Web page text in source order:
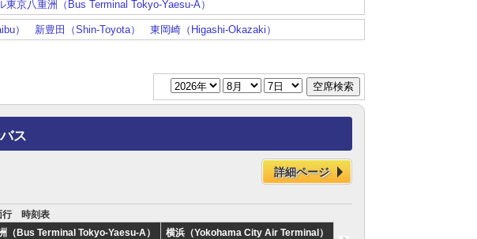
東京八重洲（Bus Terminal Tokyo-Yaesu-A）
） 新豊田（Shin-Toyota） 東岡崎（Higashi-Okazaki）
ス
詳細ページ
行 時刻表
（Bus Terminal Tokyo-Yaesu-A） 横浜（Yokohama City Air Terminal）